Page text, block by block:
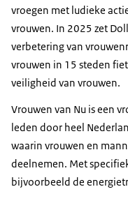
vroegen met ludieke
vrouwen. In 2025 zet
verbetering van
vrouwen in 15 steden
veiligheid van vrouwen.
Vrouwen van Nu is een
leden door heel
waarin vrouwen en
deelnemen. Met
bijvoorbeeld de